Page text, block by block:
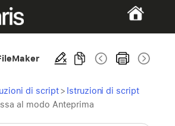
di script> Istruzioni di script
al modo Anteprima